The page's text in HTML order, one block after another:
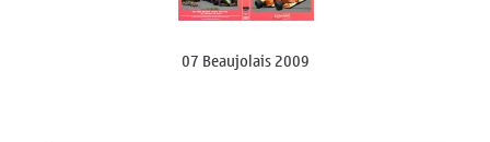
07 Beaujolais 2009